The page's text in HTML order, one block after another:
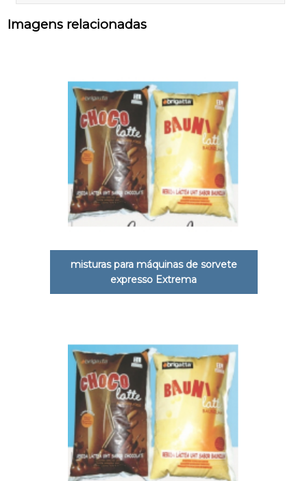
Imagens relacionadas
misturas para máquinas de sorvete
expresso Extrema